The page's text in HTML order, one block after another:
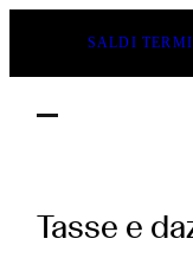
SALDI
Tasse e